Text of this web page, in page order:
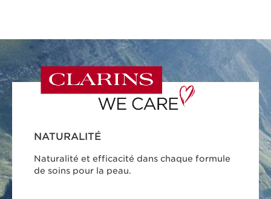
NATURALITÉ
Naturalité et efficacité dans chaque formule
de soins pour la peau.